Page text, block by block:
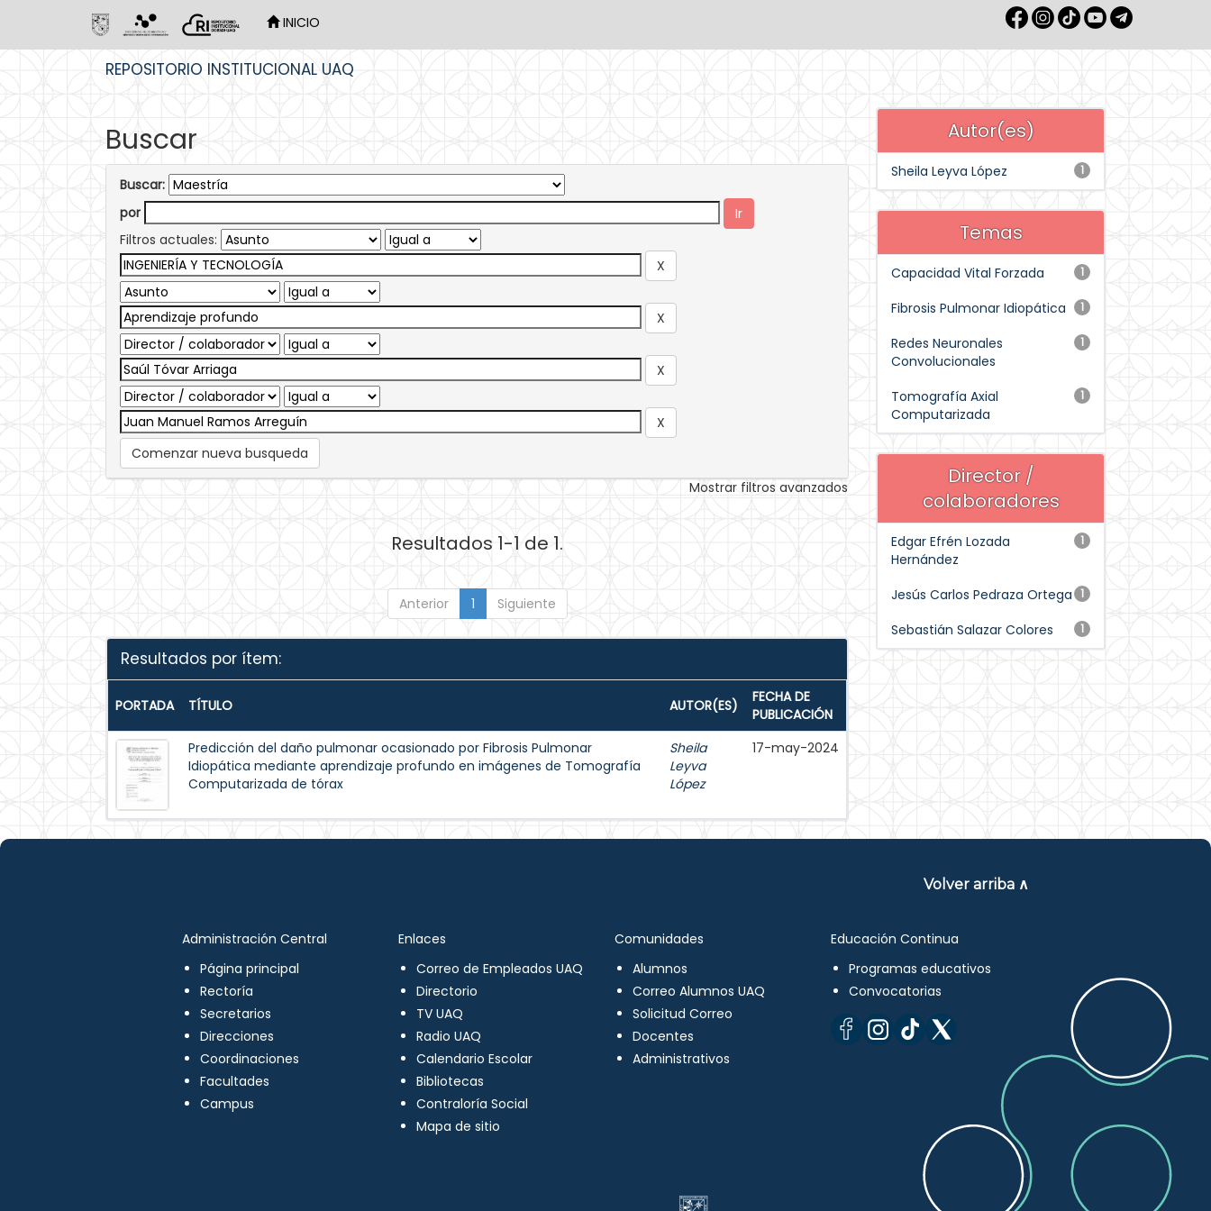
INICIO
REPOSITORIO INSTITUCIONAL UAQ
Buscar
Buscar:
por
Filtros actuales:
Comenzar nueva busqueda
Mostrar filtros avanzados
Resultados 1-1 de 1.
Anterior 1 Siguiente
Resultados por ítem:
PORTADA TÍTULO AUTOR(ES)
FECHA DE
PUBLICACIÓN
Predicción del daño pulmonar ocasionado por Fibrosis Pulmonar
Idiopática mediante aprendizaje profundo en imágenes de Tomografía
Computarizada de tórax
Sheila
Leyva
López
17-may-2024
Autor(es)
1
Sheila Leyva López
Temas
1
Capacidad Vital Forzada
1
Fibrosis Pulmonar Idiopática
1
Redes Neuronales
Convolucionales
1
Tomografía Axial
Computarizada
Director /
colaboradores
1
Edgar Efrén Lozada
Hernández
1
Jesús Carlos Pedraza Ortega
1
Sebastián Salazar Colores
Volver arriba ∧
Administración Central
Página principal
Rectoría
Secretarios
Direcciones
Coordinaciones
Facultades
Campus
Enlaces
Correo de Empleados UAQ
Directorio
TV UAQ
Radio UAQ
Calendario Escolar
Bibliotecas
Contraloría Social
Mapa de sitio
Comunidades
Alumnos
Correo Alumnos UAQ
Solicitud Correo
Docentes
Administrativos
Educación Continua
Programas educativos
Convocatorias